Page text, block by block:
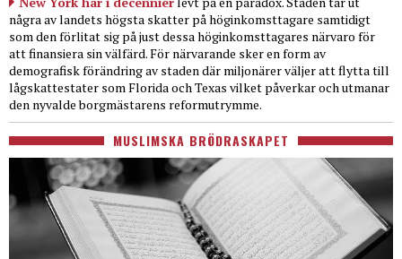
några av landets högsta skatter på höginkomsttagare samtidigt
som den förlitat sig på just dessa höginkomsttagares närvaro för
att finansiera sin välfärd. För närvarande sker en form av
demografisk förändring av staden där miljonärer väljer att flytta till
lågskattestater som Florida och Texas vilket påverkar och utmanar
den nyvalde borgmästarens reformutrymme.
MUSLIMSKA BRÖDRASKAPET